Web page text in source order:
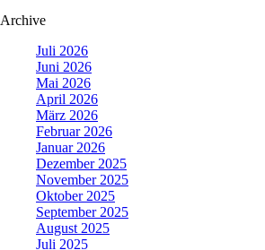
Archive
Juli 2026
Juni 2026
Mai 2026
April 2026
März 2026
Februar 2026
Januar 2026
Dezember 2025
November 2025
Oktober 2025
September 2025
August 2025
Juli 2025